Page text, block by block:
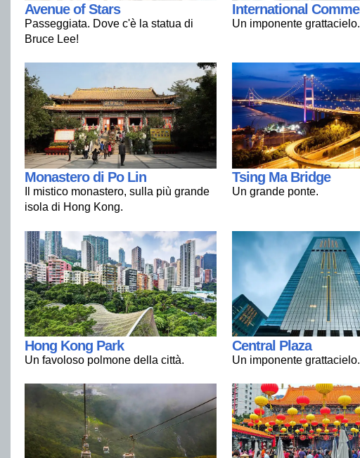
Avenue of Stars
Passeggiata. Dove c'è la statua di
Bruce Lee!
International
Un imponente grattacielo.
Monastero di Po Lin
Il mistico monastero, sulla più grande
isola di Hong Kong.
Tsing Ma Bridge
Un grande ponte.
Hong Kong Park
Un favoloso polmone della città.
Central Plaza
Un imponente grattacielo.